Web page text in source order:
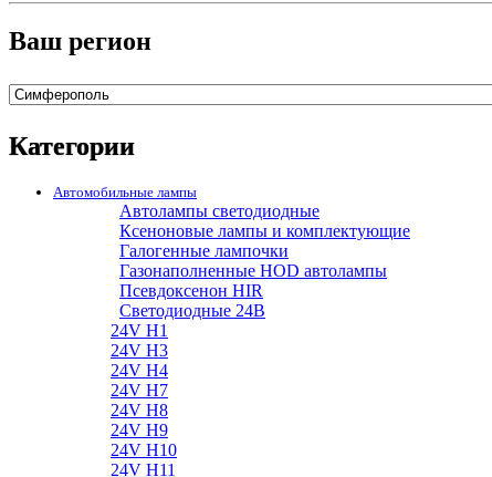
Ваш регион
Категории
Автомобильные лампы
Автолампы светодиодные
Ксеноновые лампы и комплектующие
Галогенные лампочки
Газонаполненные HOD автолампы
Псевдоксенон HIR
Cветодиодные 24B
24V H1
24V H3
24V H4
24V H7
24V H8
24V H9
24V H10
24V H11